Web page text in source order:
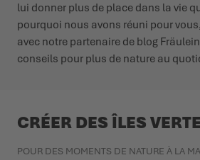
CARRIÈRE
lui donner plus de place dans la vie
pourquoi nous avons réuni pour
avec notre partenaire de blog
conseils pour plus de nature au
CRÉER DES ÎLES
POUR DES MOMENTS DE NATURE À LA